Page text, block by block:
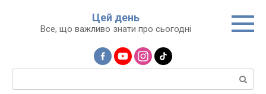
Цей день
Все, що важливо знати про сьогодні
Пошук: